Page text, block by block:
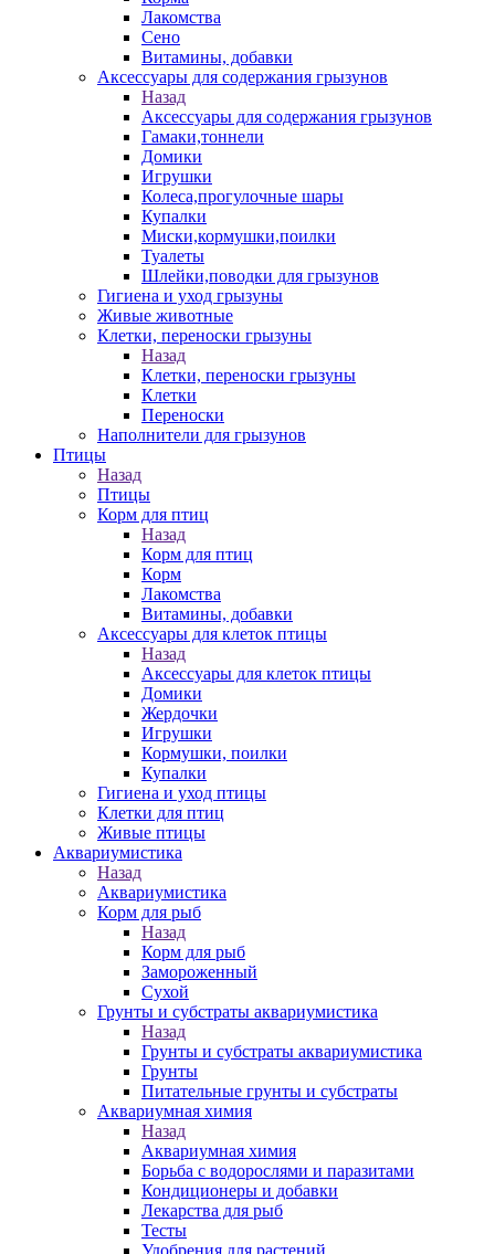
Лакомства
Сено
Витамины, добавки
Аксессуары для содержания грызунов
Назад
Аксессуары для содержания грызунов
Гамаки,тоннели
Домики
Игрушки
Колеса,прогулочные шары
Купалки
Миски,кормушки,поилки
Туалеты
Шлейки,поводки для грызунов
Гигиена и уход грызуны
Живые животные
Клетки, переноски грызуны
Назад
Клетки, переноски грызуны
Клетки
Переноски
Наполнители для грызунов
Птицы
Назад
Птицы
Корм для птиц
Назад
Корм для птиц
Корм
Лакомства
Витамины, добавки
Аксессуары для клеток птицы
Назад
Аксессуары для клеток птицы
Домики
Жердочки
Игрушки
Кормушки, поилки
Купалки
Гигиена и уход птицы
Клетки для птиц
Живые птицы
Аквариумистика
Назад
Аквариумистика
Корм для рыб
Назад
Корм для рыб
Замороженный
Сухой
Грунты и субстраты аквариумистика
Назад
Грунты и субстраты аквариумистика
Грунты
Питательные грунты и субстраты
Аквариумная химия
Назад
Аквариумная химия
Борьба с водорослями и паразитами
Кондиционеры и добавки
Лекарства для рыб
Тесты
Удобрения для растений